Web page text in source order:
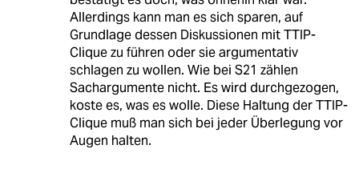
Allerdings kann man es sich sparen, auf
Grundlage dessen Diskussionen mit TTIP-
Clique zu führen oder sie argumentativ
schlagen zu wollen. Wie bei S21 zählen
Sachargumente nicht. Es wird durchgezogen,
koste es, was es wolle. Diese Haltung der TTIP-
Clique muß man sich bei jeder Überlegung vor
Augen halten.